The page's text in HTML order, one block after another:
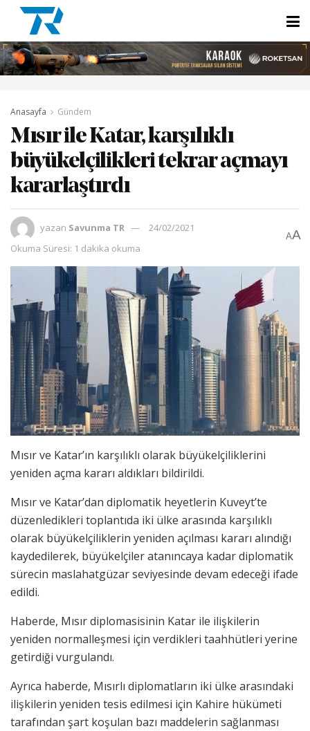
Anasayfa Gündem
Mısır ile Katar, karşılıklı
büyükelçilikleri tekrar açmayı
kararlaştırdı
yazan Savunma TR
24/02/2021
Okuma Süresi: 1 dakika okuma
AA
Mısır ve Katar’ın karşılıklı olarak büyükelçiliklerini
yeniden açma kararı aldıkları bildirildi.
Mısır ve Katar’dan diplomatik heyetlerin Kuveyt’te
düzenledikleri toplantıda iki ülke arasında karşılıklı
olarak büyükelçiliklerin yeniden açılması kararı alındığı
kaydedilerek, büyükelçiler atanıncaya kadar diplomatik
sürecin maslahatgüzar seviyesinde devam edeceği ifade
edildi.
Haberde, Mısır diplomasisinin Katar ile ilişkilerin
yeniden normalleşmesi için verdikleri taahhütleri yerine
getirdiği vurgulandı.
Ayrıca haberde, Mısırlı diplomatların iki ülke arasındaki
ilişkilerin yeniden tesis edilmesi için Kahire hükümeti
tarafından şart koşulan bazı maddelerin sağlanması